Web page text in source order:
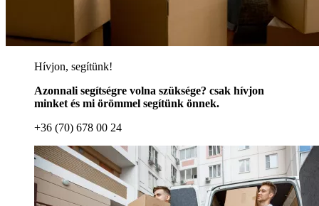
Hívjon, segítünk!
Azonnali segítségre volna szüksége? csak hívjon
minket és mi örömmel segítünk önnek.
+36 (70) 678 00 24